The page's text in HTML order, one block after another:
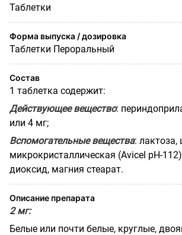
Таблетки
Форма выпуска / дозировка
Таблетки Пероральный
Состав
1 таблетка содержит:
Действующее вещество:
или 4 мг;
Вспомогательные вещества: лактоза,
микрокристаллическая (Avicel pH-
диоксид, магния стеарат.
Описание препарата
2 мг:
Белые или почти белые, круглые,